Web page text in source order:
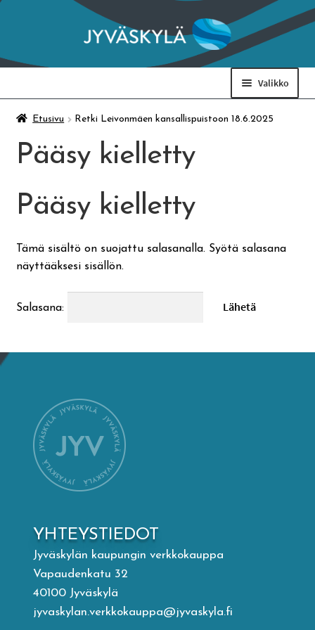
Siirry
navigointiin
Siirry
sisältöön
Valikko
Taidemuseo & Ratamo
Suomen käsityön museo
Skeittihalli
Varhaiskasvatus
Ateria- ja välipalamaksut
Kirjasto
Visit Jyvaskyla Region
Lasten Lysti & LystiKylä-festivaali
Ohje
Etusivu Retki Leivonmäen kansallispuistoon 18.6.2025
Pääsy kielletty
Pääsy kielletty
Tämä sisältö on suojattu salasanalla. Syötä salasana
näyttääksesi sisällön.
Salasana:
YHTEYSTIEDOT
Jyväskylän kaupungin verkkokauppa
Vapaudenkatu 32
40100 Jyväskylä
jyvaskylan.verkkokauppa@jyvaskyla.fi